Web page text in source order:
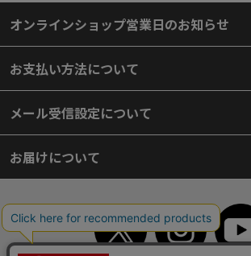
オンラインショップ営業日のお知らせ
お支払い方法について
メール受信設定について
お届けについて